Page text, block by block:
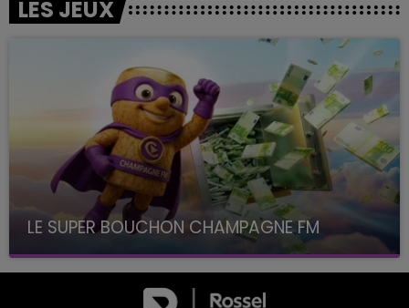
LES JEUX
LE SUPER BOUCHON CHAMPAGNE FM
avec La Famille Champagne FM, à 8H10